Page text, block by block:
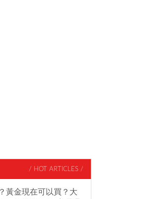
/ HOT ARTICLES /
黃金現在可以買？大